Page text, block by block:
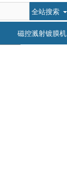
全站搜索
磁控溅射镀膜机